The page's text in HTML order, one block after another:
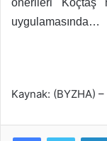
uygulamasında…
Kaynak: (BYZHA)